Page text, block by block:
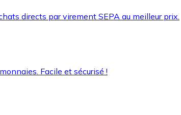
directs par virement SEPA au meilleur prix.
Facile et sécurisé !